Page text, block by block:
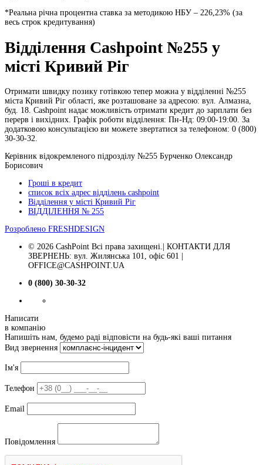
*Реальна річна процентна ставка за методикою НБУ – 226,23% (за
весь строк кредитування)
Відділення Cashpoint №255 у
місті Кривий Ріг
Отримати швидку позику готівкою тепер можна у відділенні №255
міста Кривий Ріг області, яке розташоване за адресою: вул. Алмазна,
буд. 18. Cashpoint надає можливість отримати кредит до зарплати без
перерв і вихідних. Графік роботи відділення: Пн-Нд: 09:00-19:00. За
додатковою консультацією ви можете звертатися за телефоном: 0 (800)
30-30-32.
Керівник відокремленого підрозділу №255 Бурченко Олександр
Борисович
Гроші в кредит
список всіх адрес відділень cashpoint
Відділення у місті Кривий Ріг
ВІДДІЛЕННЯ № 255
Розроблено FRESHDESIGN
© 2026 CashPoint Всі права захищені.| КОНТАКТИ ДЛЯ
ЗВЕРНЕНЬ: вул. Жилянська 101, офіс 601 |
OFFICE@CASHPOINT.UA
0 (800) 30-30-32
Написати
в компанію
Напишіть нам, будемо раді відповісти на будь-які ваші питання
Вид звернення
Ім'я
Телефон
Email
Повідомлення